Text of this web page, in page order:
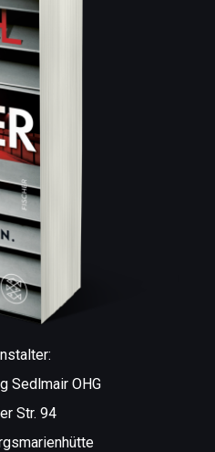
Sedlmair OHG
Str. 94